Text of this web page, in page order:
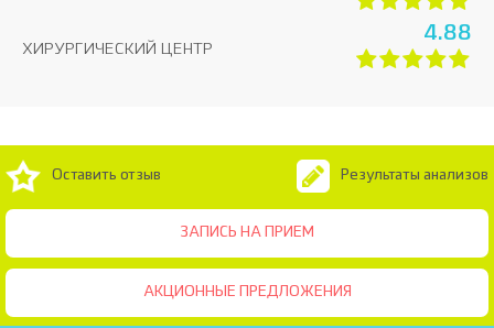
ХИРУРГИЧЕСКИЙ ЦЕНТР
4.88
ЗАПИСЬ НА ПРИЕМ
Оставить отзыв Результаты анализов
АКЦИОННЫЕ ПРЕДЛОЖЕНИЯ